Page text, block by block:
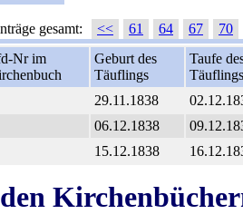
gesamt: << 61 64 67
70
Nr im
Geburt des
Täuflings
Taufe
Täuflings
29.11.1838
06.12.1838
15.12.1838